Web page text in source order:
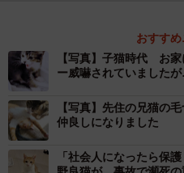
おすす
【写真】子猫時代 お
ー威嚇されていました
【写真】先住の兄猫の
仲良しになりました
「社会人になったら保